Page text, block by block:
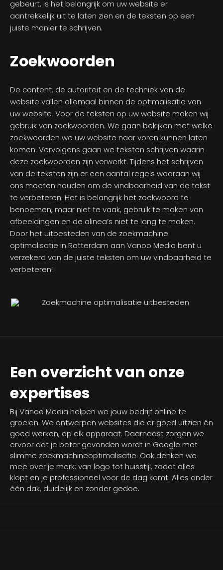
gebeurt, is het belangrijk om uw website er
aantrekkelijk uit te laten zien en de teksten op een
juiste manier te schrijven.
Zoekwoorden
De content, de autoriteit en de techniek van de
website vallen allemaal binnen de optimalisatie van
uw website. Voor de teksten op uw website maken wij
gebruik van zoekwoorden. We gaan bekijken met welke
zoekwoorden we uw website naar voren kunnen laten
komen. Vervolgens gaan we teksten schrijven waarin
deze zoekwoorden zijn verwerkt. Tijdens het schrijven
van de teksten zijn er een aantal regels waaraan wij
ons moeten houden om de vindbaarheid van de tekst
te verbeteren. Het is belangrijk het zoekwoord te
benoemen, maar niet te vaak, gebruik te maken van
afbeeldingen en de alinea’s niet te lang te maken.
Door het uitbesteden van de zoekmachine
optimalisatie in Rotterdam aan Vanoo Media bent u
verzekerd van de juiste teksten om uw vindbaarheid te
verbeteren!
Een overzicht van onze
expertises
Bij Vanoo Media helpen we jouw bedrijf online te
groeien. We ontwerpen websites die er goed uitzien én
goed werken, op elk apparaat. Daarnaast zorgen we
ervoor dat je beter gevonden wordt in Google met
slimme zoekmachineoptimalisatie. Ook denken we
mee over je merk: van logo tot huisstijl, zodat alles
klopt en je professioneel voor de dag komt. Alles onder
één dak, duidelijk en zonder gedoe.